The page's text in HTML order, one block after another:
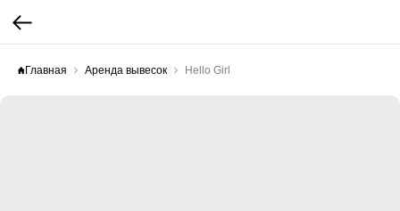
Главная Аренда вывесок Hello Girl